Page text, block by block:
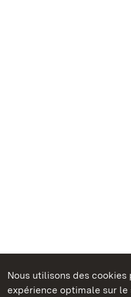
Nous utilisons des cookies
expérience optimale sur le
Châteaux et jardins